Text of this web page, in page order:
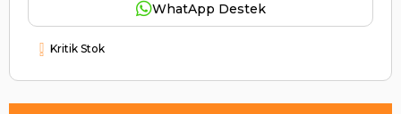
WhatApp Destek
Kritik Stok